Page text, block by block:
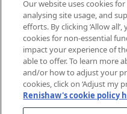
Our website uses cookies
analysing site usage, and
efforts. By clicking ‘Allow
cookies for non-essential
impact your experience of
able to offer. To learn more
and/or how to adjust your
cookies, click on ‘Adjust my
Renishaw's cookie policy